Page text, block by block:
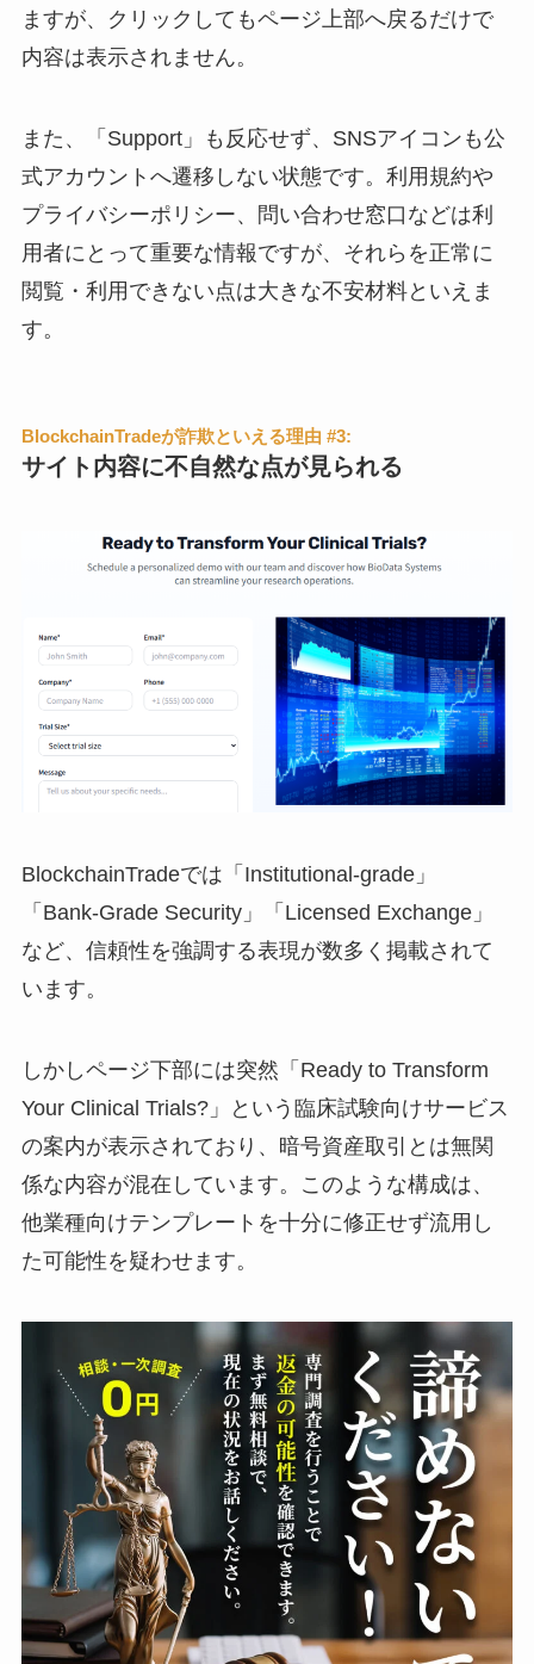
ますが、クリックしてもページ上部へ戻るだけで
内容は表示されません。
また、「Support」も反応せず、SNSアイコンも公
式アカウントへ遷移しない状態です。利用規約や
プライバシーポリシー、問い合わせ窓口などは利
用者にとって重要な情報ですが、それらを正常に
閲覧・利用できない点は大きな不安材料といえま
す。
BlockchainTradeが詐欺といえる理由 #3:
サイト内容に不自然な点が見られる
BlockchainTradeでは「Institutional-grade」
「Bank-Grade Security」「Licensed Exchange」
など、信頼性を強調する表現が数多く掲載されて
います。
しかしページ下部には突然「Ready to Transform
Your Clinical Trials?」という臨床試験向けサービス
の案内が表示されており、暗号資産取引とは無関
係な内容が混在しています。このような構成は、
他業種向けテンプレートを十分に修正せず流用し
た可能性を疑わせます。